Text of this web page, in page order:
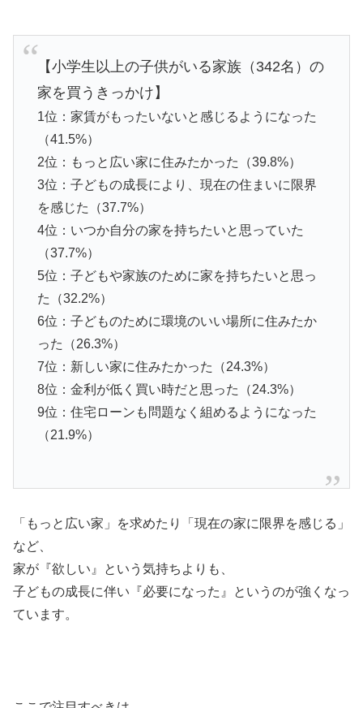
【小学生以上の子供がいる家族（342名）の
家を買うきっかけ】
1位：家賃がもったいないと感じるようになった
（41.5%）
2位：もっと広い家に住みたかった（39.8%）
3位：子どもの成長により、現在の住まいに限界
を感じた（37.7%）
4位：いつか自分の家を持ちたいと思っていた
（37.7%）
5位：子どもや家族のために家を持ちたいと思っ
た（32.2%）
6位：子どものために環境のいい場所に住みたか
った（26.3%）
7位：新しい家に住みたかった（24.3%）
8位：金利が低く買い時だと思った（24.3%）
9位：住宅ローンも問題なく組めるようになった
（21.9%）
「もっと広い家」を求めたり「現在の家に限界を感じる」
など、
家が『欲しい』という気持ちよりも、
子どもの成長に伴い『必要になった』というのが強くなっ
ています。